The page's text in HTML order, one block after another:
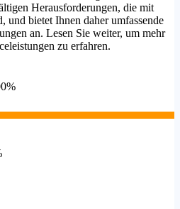
Herausforderungen, die mit
und bietet Ihnen daher umfassende
an. Lesen Sie weiter, um mehr
zu erfahren.